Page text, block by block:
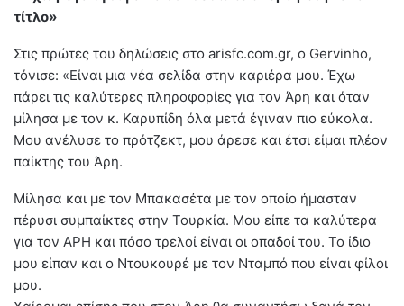
τίτλο»
Στις πρώτες του δηλώσεις στο arisfc.com.gr, ο Gervinho,
τόνισε: «Είναι μια νέα σελίδα στην καριέρα μου. Έχω
πάρει τις καλύτερες πληροφορίες για τον Άρη και όταν
μίλησα με τον κ. Καρυπίδη όλα μετά έγιναν πιο εύκολα.
Μου ανέλυσε το πρότζεκτ, μου άρεσε και έτσι είμαι πλέον
παίκτης του Άρη.
Μίλησα και με τον Μπακασέτα με τον οποίο ήμασταν
πέρυσι συμπαίκτες στην Τουρκία. Μου είπε τα καλύτερα
για τον ΑΡΗ και πόσο τρελοί είναι οι οπαδοί του. Το ίδιο
μου είπαν και ο Ντουκουρέ με τον Νταμπό που είναι φίλοι
μου.